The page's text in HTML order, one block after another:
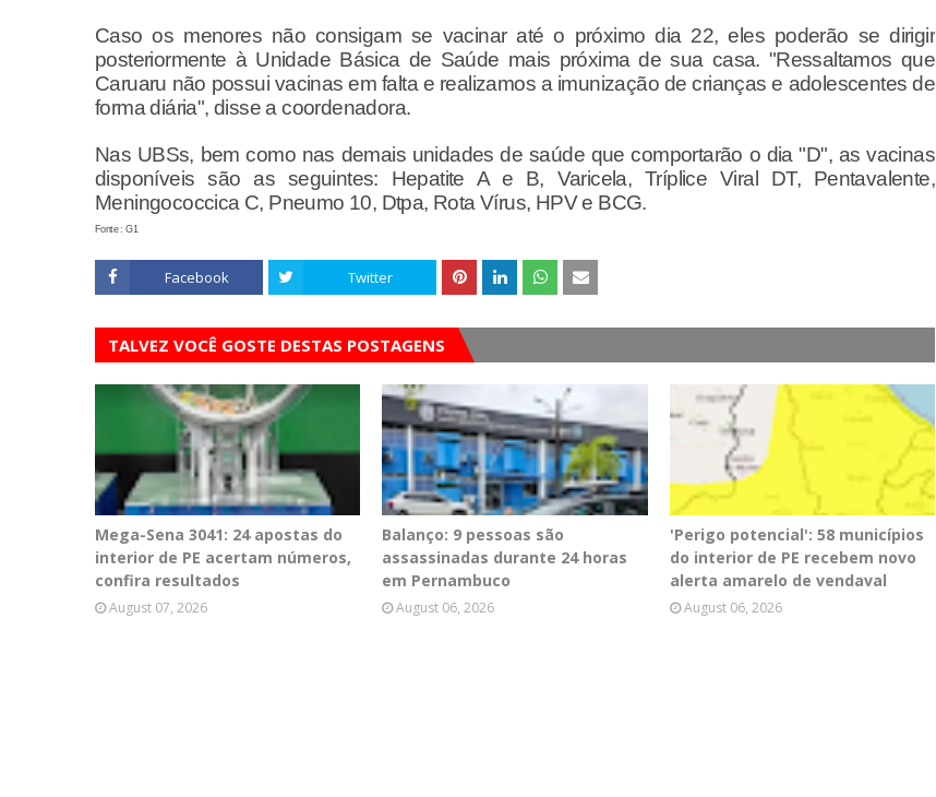
Caso os menores não consigam se vacinar até o próximo dia 22, eles poderão se dirigir
posteriormente à Unidade Básica de Saúde mais próxima de sua casa. "Ressaltamos que
Caruaru não possui vacinas em falta e realizamos a imunização de crianças e adolescentes de
forma diária", disse a coordenadora.
Nas UBSs, bem como nas demais unidades de saúde que comportarão o dia "D", as vacinas
disponíveis são as seguintes: Hepatite A e B, Varicela, Tríplice Viral DT, Pentavalente,
Meningococcica C, Pneumo 10, Dtpa, Rota Vírus, HPV e BCG.
Fonte : G1
Facebook Twitter
TALVEZ VOCÊ GOSTE DESTAS POSTAGENS
Mega-Sena 3041: 24 apostas do
interior de PE acertam números,
confira resultados
August 07, 2026
Balanço: 9 pessoas são
assassinadas durante 24 horas
em Pernambuco
August 06, 2026
'Perigo potencial': 58 municípios
do interior de PE recebem novo
alerta amarelo de vendaval
August 06, 2026